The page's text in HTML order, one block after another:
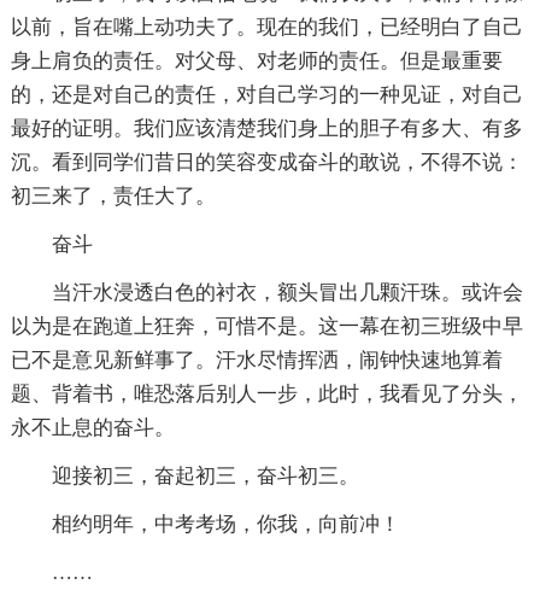
以前，旨在嘴上动功夫了。现在的我们，已经明白了自己
身上肩负的责任。对父母、对老师的责任。但是最重要
的，还是对自己的责任，对自己学习的一种见证，对自己
最好的证明。我们应该清楚我们身上的胆子有多大、有多
沉。看到同学们昔日的笑容变成奋斗的敢说，不得不说：
初三来了，责任大了。
奋斗
当汗水浸透白色的衬衣，额头冒出几颗汗珠。或许会
以为是在跑道上狂奔，可惜不是。这一幕在初三班级中早
已不是意见新鲜事了。汗水尽情挥洒，闹钟快速地算着
题、背着书，唯恐落后别人一步，此时，我看见了分头，
永不止息的奋斗。
迎接初三，奋起初三，奋斗初三。
相约明年，中考考场，你我，向前冲！
……